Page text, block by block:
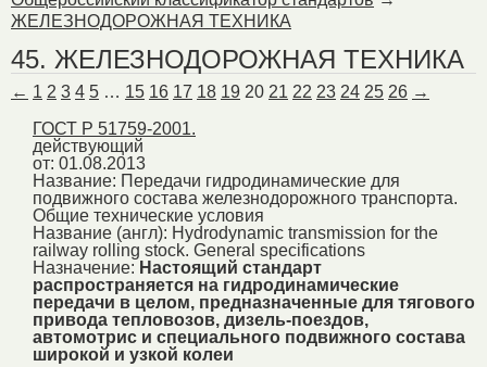
ЖЕЛЕЗНОДОРОЖНАЯ ТЕХНИКА
45. ЖЕЛЕЗНОДОРОЖНАЯ ТЕХНИКА
← 1 2 3 4 5 … 15 16 17 18 19 20 21 22 23 24 25 26 →
ГОСТ Р 51759-2001.
действующий
от: 01.08.2013
Название: Передачи гидродинамические для
подвижного состава железнодорожного транспорта.
Общие технические условия
Название (англ): Hydrodynamic transmission for the
railway rolling stock. General specifications
Назначение: Настоящий стандарт
распространяется на гидродинамические
передачи в целом, предназначенные для тягового
привода тепловозов, дизель-поездов,
автомотрис и специального подвижного состава
широкой и узкой колеи